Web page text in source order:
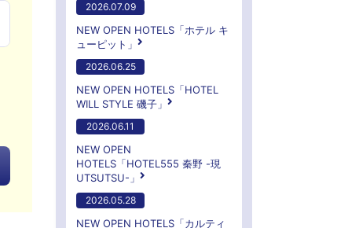
2026.07.09
NEW OPEN HOTELS「ホテル キ
ューピット」
2026.06.25
NEW OPEN HOTELS「HOTEL
WILL STYLE 磯子」
2026.06.11
NEW OPEN
HOTELS「HOTEL555 秦野 -現
UTSUTSU-」
2026.05.28
NEW OPEN HOTELS「カルティ